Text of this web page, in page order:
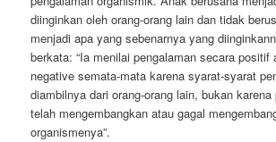
diinginkan oleh orang-orang lain dan tidak
menjadi apa yang sebenarnya yang
berkata: “Ia menilai pengalaman secara positif
negative semata-mata karena syarat-syarat
diambilnya dari orang-orang lain, bukan
telah mengembangkan atau gagal
organismenya”.